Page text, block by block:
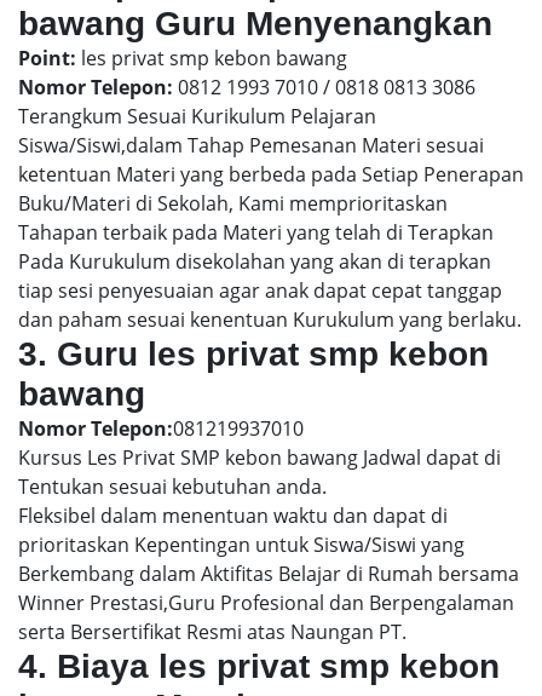
bawang Guru Menyenangkan
Point: les privat smp kebon bawang
Nomor Telepon: 0812 1993 7010 / 0818 0813 3086
Terangkum Sesuai Kurikulum Pelajaran
Siswa/Siswi,dalam Tahap Pemesanan Materi sesuai
ketentuan Materi yang berbeda pada Setiap Penerapan
Buku/Materi di Sekolah, Kami memprioritaskan
Tahapan terbaik pada Materi yang telah di Terapkan
Pada Kurukulum disekolahan yang akan di terapkan
tiap sesi penyesuaian agar anak dapat cepat tanggap
dan paham sesuai kenentuan Kurukulum yang berlaku.
3. Guru les privat smp kebon
bawang
Nomor Telepon:081219937010
Kursus Les Privat SMP kebon bawang Jadwal dapat di
Tentukan sesuai kebutuhan anda.
Fleksibel dalam menentuan waktu dan dapat di
prioritaskan Kepentingan untuk Siswa/Siswi yang
Berkembang dalam Aktifitas Belajar di Rumah bersama
Winner Prestasi,Guru Profesional dan Berpengalaman
serta Bersertifikat Resmi atas Naungan PT.
4. Biaya les privat smp kebon